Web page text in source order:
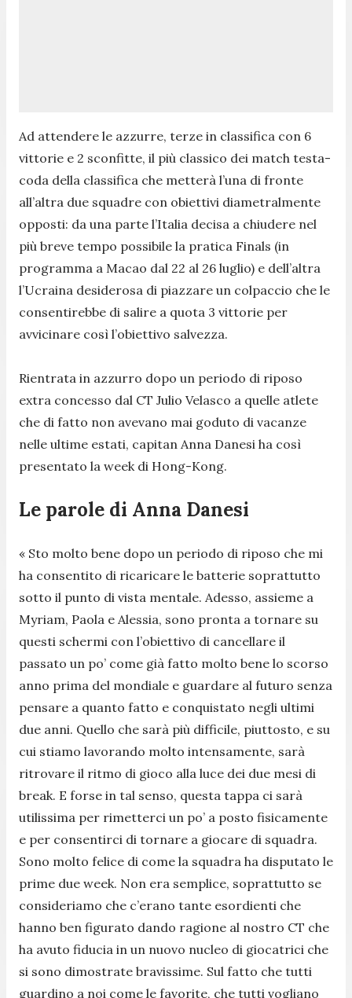
Ad attendere le azzurre, terze in classifica con 6
vittorie e 2 sconfitte, il più classico dei match testa-
coda della classifica che metterà l’una di fronte
all’altra due squadre con obiettivi diametralmente
opposti: da una parte l’Italia decisa a chiudere nel
più breve tempo possibile la pratica Finals (in
programma a Macao dal 22 al 26 luglio) e dell’altra
l’Ucraina desiderosa di piazzare un colpaccio che le
consentirebbe di salire a quota 3 vittorie per
avvicinare così l’obiettivo salvezza.
Rientrata in azzurro dopo un periodo di riposo
extra concesso dal CT Julio Velasco a quelle atlete
che di fatto non avevano mai goduto di vacanze
nelle ultime estati, capitan Anna Danesi ha così
presentato la week di Hong-Kong.
Le parole di Anna Danesi
« Sto molto bene dopo un periodo di riposo che mi
ha consentito di ricaricare le batterie soprattutto
sotto il punto di vista mentale. Adesso, assieme a
Myriam, Paola e Alessia, sono pronta a tornare su
questi schermi con l’obiettivo di cancellare il
passato un po’ come già fatto molto bene lo scorso
anno prima del mondiale e guardare al futuro senza
pensare a quanto fatto e conquistato negli ultimi
due anni. Quello che sarà più difficile, piuttosto, e su
cui stiamo lavorando molto intensamente, sarà
ritrovare il ritmo di gioco alla luce dei due mesi di
break. E forse in tal senso, questa tappa ci sarà
utilissima per rimetterci un po’ a posto fisicamente
e per consentirci di tornare a giocare di squadra.
Sono molto felice di come la squadra ha disputato le
prime due week. Non era semplice, soprattutto se
consideriamo che c’erano tante esordienti che
hanno ben figurato dando ragione al nostro CT che
ha avuto fiducia in un nuovo nucleo di giocatrici che
si sono dimostrate bravissime. Sul fatto che tutti
guardino a noi come le favorite, che tutti vogliano